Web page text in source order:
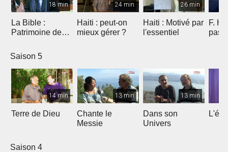
18 min
La Bible :
Patrimoine de
Marseille
24 min
Haiti : peut-on
mieux gérer ?
26 min
Haiti : Motivé par
l'essentiel
F.
pas
Saison 5
14 min
Terre de Dieu
13 min
Chante le
Messie
13 min
Dans son
Univers
Saison 4